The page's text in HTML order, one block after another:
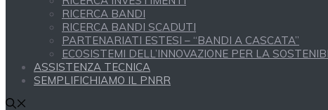
RICERCA BANDI
RICERCA BANDI SCADUTI
PARTENARIATI ESTESI – “BANDI A CASCATA”
ECOSISTEMI DELL’INNOVAZIONE PER LA
ASSISTENZA TECNICA
SEMPLIFICHIAMO IL PNRR